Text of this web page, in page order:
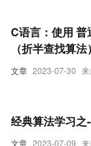
文章 2023-07-30
C语言：使用
（折半查找算
具体的某个数字
文章 2023-07-09
经典算法学习之